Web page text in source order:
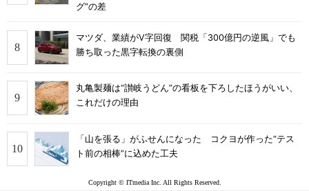
グ”の差
マツダ、業績がV字回復 関税「300億円の逆風」でも
勝ち取った黒字転換の裏側
丸亀製麺は“讃岐うどん”の看板を下ろしたほうがいい、
これだけの理由
「山を張る」がふせんになった コクヨが作った“テス
ト前の相棒”に込めた工夫
Copyright © ITmedia Inc. All Rights Reserved.